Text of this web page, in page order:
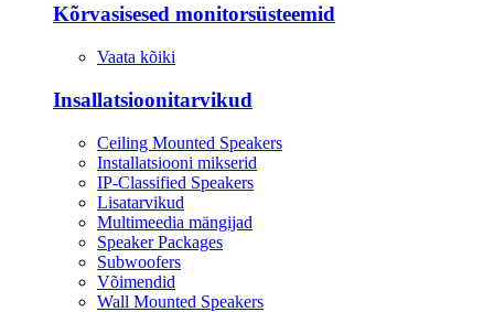
Kõrvasisesed monitorsüsteemid
Vaata kõiki
Insallatsioonitarvikud
Ceiling Mounted Speakers
Installatsiooni mikserid
IP-Classified Speakers
Lisatarvikud
Multimeedia mängijad
Speaker Packages
Subwoofers
Võimendid
Wall Mounted Speakers